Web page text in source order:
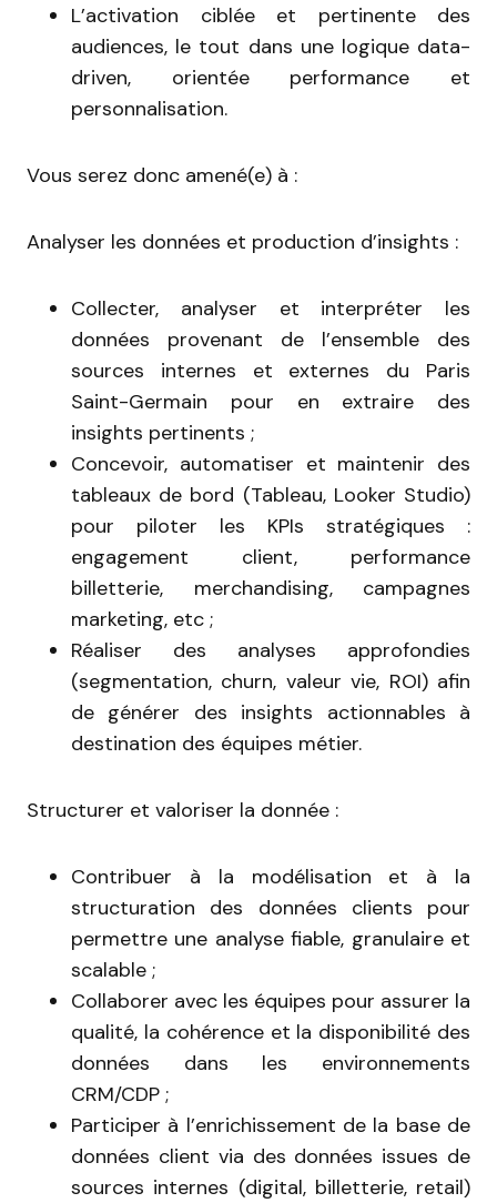
L’activation ciblée et pertinente des
audiences, le tout dans une logique data-
driven, orientée performance et
personnalisation.
Vous serez donc amené(e) à :
Analyser les données et production d’insights :
Collecter, analyser et interpréter les
données provenant de l’ensemble des
sources internes et externes du Paris
Saint-Germain pour en extraire des
insights pertinents ;
Concevoir, automatiser et maintenir des
tableaux de bord (Tableau, Looker Studio)
pour piloter les KPIs stratégiques :
engagement client, performance
billetterie, merchandising, campagnes
marketing, etc ;
Réaliser des analyses approfondies
(segmentation, churn, valeur vie, ROI) afin
de générer des insights actionnables à
destination des équipes métier.
Structurer et valoriser la donnée :
Contribuer à la modélisation et à la
structuration des données clients pour
permettre une analyse fiable, granulaire et
scalable ;
Collaborer avec les équipes pour assurer la
qualité, la cohérence et la disponibilité des
données dans les environnements
CRM/CDP ;
Participer à l’enrichissement de la base de
données client via des données issues de
sources internes (digital, billetterie, retail)